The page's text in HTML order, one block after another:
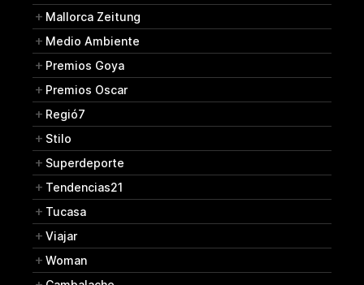
Mallorca Zeitung
Medio Ambiente
Premios Goya
Premios Oscar
Regió7
Stilo
Superdeporte
Tendencias21
Tucasa
Viajar
Woman